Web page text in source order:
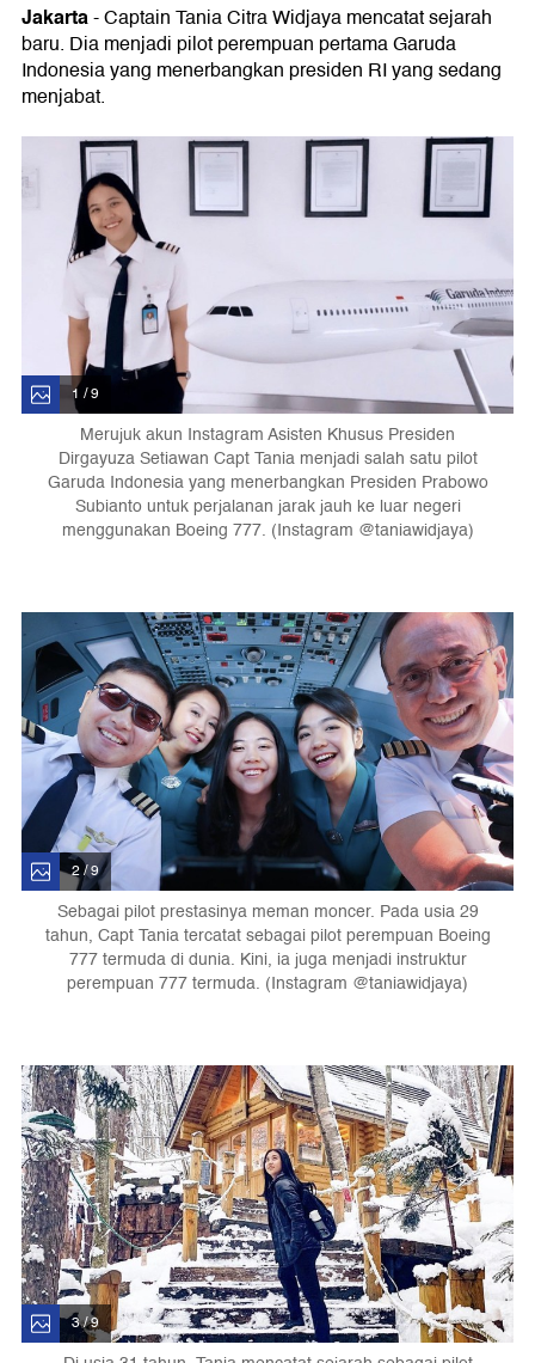
Jakarta- Captain Tania Citra Widjaya mencatat sejarah
baru. Dia menjadi pilot perempuan pertama Garuda
Indonesia yang menerbangkan presiden RI yang sedang
menjabat.
1 / 9
Merujuk akun Instagram Asisten Khusus Presiden
Dirgayuza Setiawan Capt Tania menjadi salah satu pilot
Garuda Indonesia yang menerbangkan Presiden Prabowo
Subianto untuk perjalanan jarak jauh ke luar negeri
menggunakan Boeing 777. (Instagram @taniawidjaya)
2 / 9
Sebagai pilot prestasinya meman moncer. Pada usia 29
tahun, Capt Tania tercatat sebagai pilot perempuan Boeing
777 termuda di dunia. Kini, ia juga menjadi instruktur
perempuan 777 termuda. (Instagram @taniawidjaya)
3 / 9